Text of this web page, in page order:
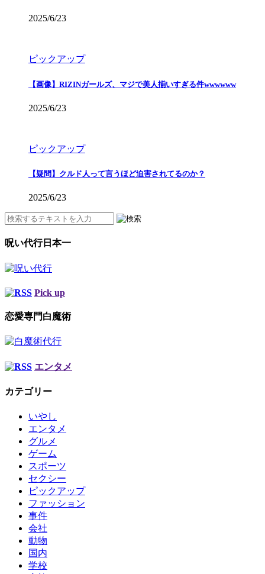
2025/6/23
ピックアップ
【画像】RIZINガールズ、マジで美人揃いすぎる件wwwwww
2025/6/23
ピックアップ
【疑問】クルド人って言うほど迫害されてるのか？
2025/6/23
呪い代行日本一
Pick up
恋愛専門白魔術
エンタメ
カテゴリー
いやし
エンタメ
グルメ
ゲーム
スポーツ
セクシー
ピックアップ
ファッション
事件
会社
動物
国内
学校